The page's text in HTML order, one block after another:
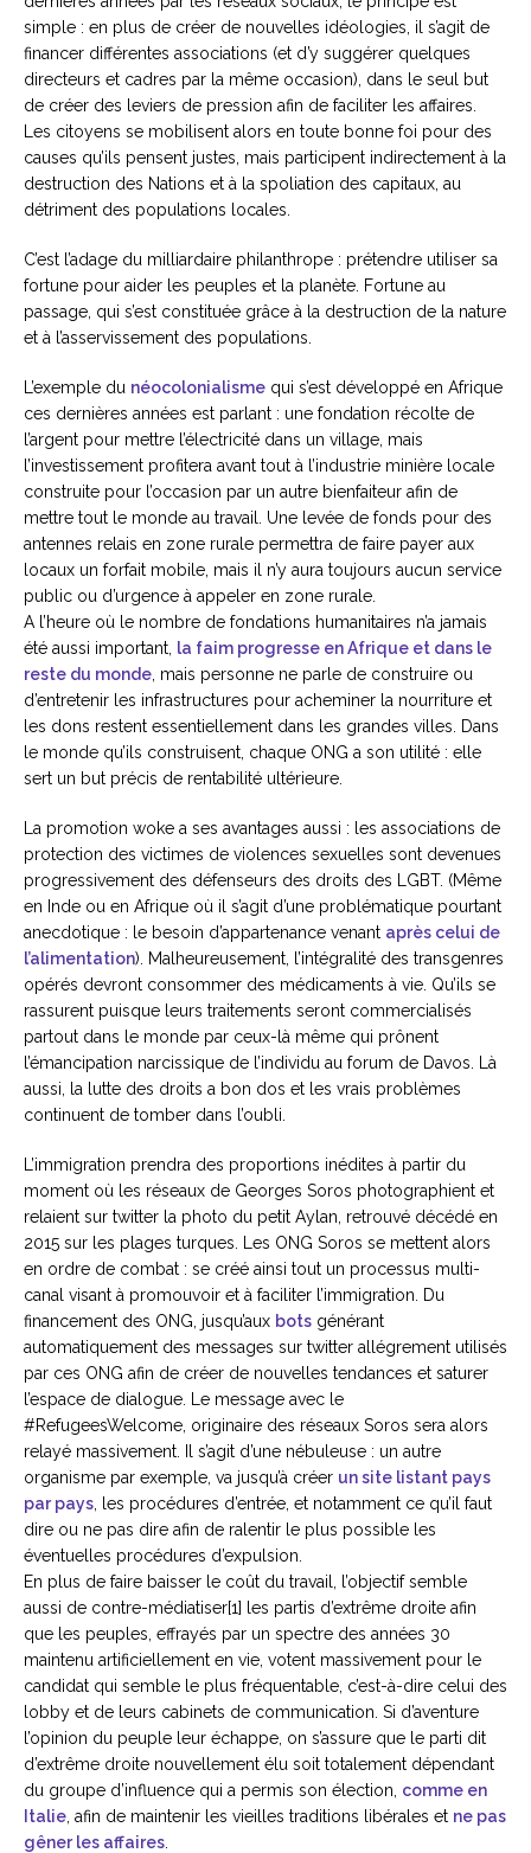
simple : en plus de créer de nouvelles idéologies, il s’agit de
financer différentes associations (et d’y suggérer quelques
directeurs et cadres par la même occasion), dans le seul but
de créer des leviers de pression afin de faciliter les affaires.
Les citoyens se mobilisent alors en toute bonne foi pour des
causes qu’ils pensent justes, mais participent indirectement à la
destruction des Nations et à la spoliation des capitaux, au
détriment des populations locales.
C’est l’adage du milliardaire philanthrope : prétendre utiliser sa
fortune pour aider les peuples et la planète. Fortune au
passage, qui s’est constituée grâce à la destruction de la nature
et à l’asservissement des populations.
L’exemple du néocolonialisme qui s’est développé en Afrique
ces dernières années est parlant : une fondation récolte de
l’argent pour mettre l’électricité dans un village, mais
l’investissement profitera avant tout à l’industrie minière locale
construite pour l’occasion par un autre bienfaiteur afin de
mettre tout le monde au travail. Une levée de fonds pour des
antennes relais en zone rurale permettra de faire payer aux
locaux un forfait mobile, mais il n’y aura toujours aucun service
public ou d’urgence à appeler en zone rurale.
A l’heure où le nombre de fondations humanitaires n’a jamais
été aussi important, la faim progresse en Afrique et dans le
reste du monde , mais personne ne parle de construire ou
d’entretenir les infrastructures pour acheminer la nourriture et
les dons restent essentiellement dans les grandes villes. Dans
le monde qu’ils construisent, chaque ONG a son utilité : elle
sert un but précis de rentabilité ultérieure.
La promotion woke a ses avantages aussi : les associations de
protection des victimes de violences sexuelles sont devenues
progressivement des défenseurs des droits des LGBT. (Même
en Inde ou en Afrique où il s’agit d’une problématique pourtant
anecdotique : le besoin d’appartenance venant après celui de
l’alimentation). Malheureusement, l’intégralité des transgenres
opérés devront consommer des médicaments à vie. Qu’ils se
rassurent puisque leurs traitements seront commercialisés
partout dans le monde par ceux-là même qui prônent
l’émancipation narcissique de l’individu au forum de Davos. Là
aussi, la lutte des droits a bon dos et les vrais problèmes
continuent de tomber dans l’oubli.
L’immigration prendra des proportions inédites à partir du
moment où les réseaux de Georges Soros photographient et
relaient sur twitter la photo du petit Aylan, retrouvé décédé en
2015 sur les plages turques. Les ONG Soros se mettent alors
en ordre de combat : se créé ainsi tout un processus multi-
canal visant à promouvoir et à faciliter l’immigration. Du
financement des ONG, jusqu’aux bots générant
automatiquement des messages sur twitter allégrement utilisés
par ces ONG afin de créer de nouvelles tendances et saturer
l’espace de dialogue. Le message avec le
#RefugeesWelcome, originaire des réseaux Soros sera alors
relayé massivement. Il s’agit d’une nébuleuse : un autre
organisme par exemple, va jusqu’à créer un site listant pays
par pays , les procédures d’entrée, et notamment ce qu’il faut
dire ou ne pas dire afin de ralentir le plus possible les
éventuelles procédures d’expulsion.
En plus de faire baisser le coût du travail, l’objectif semble
aussi de contre-médiatiser[1] les partis d’extrême droite afin
que les peuples, effrayés par un spectre des années 30
maintenu artificiellement en vie, votent massivement pour le
candidat qui semble le plus fréquentable, c’est-à-dire celui des
lobby et de leurs cabinets de communication. Si d’aventure
l’opinion du peuple leur échappe, on s’assure que le parti dit
d’extrême droite nouvellement élu soit totalement dépendant
du groupe d’influence qui a permis son élection, comme en
Italie , afin de maintenir les vieilles traditions libérales et ne pas
gêner les affaires